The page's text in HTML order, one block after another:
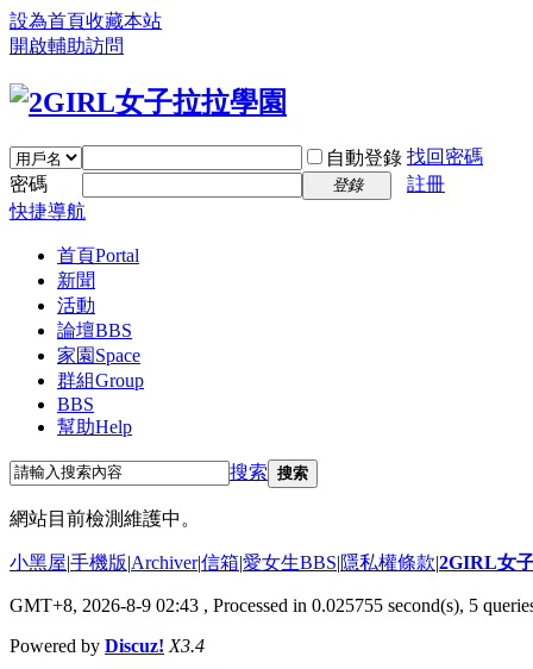
設為首頁收藏本站
開啟輔助訪問
自動登錄 找回密碼
密碼
登錄
註冊
快捷導航
首頁Portal
新聞
活動
論壇BBS
家園 Space
群組Group
BBS
幫助Help
搜索 搜索
網站目前檢測維護中。
小黑屋|手機版|Archiver|信箱|愛女生BBS|隱私權條款|2GIRL女
GMT+8, 2026-8-9 02:43 , Processed in 0.025755 second(s), 5
Powered by Discuz! X3.4